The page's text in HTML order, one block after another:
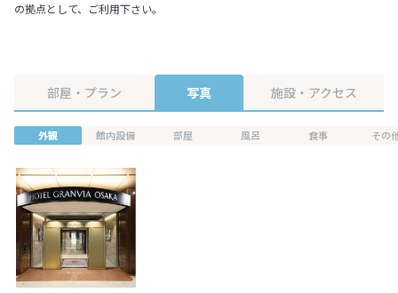
の拠点として、ご利用下さい。
部屋・プラン 写真 施設・アクセス
外観 館内設備 部屋 風呂 食事 その